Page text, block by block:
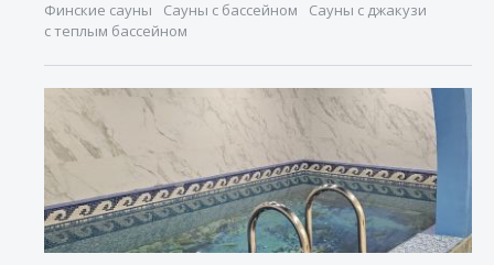
Финские сауны
Сауны с бассейном
Сауны с джакузи
с теплым бассейном